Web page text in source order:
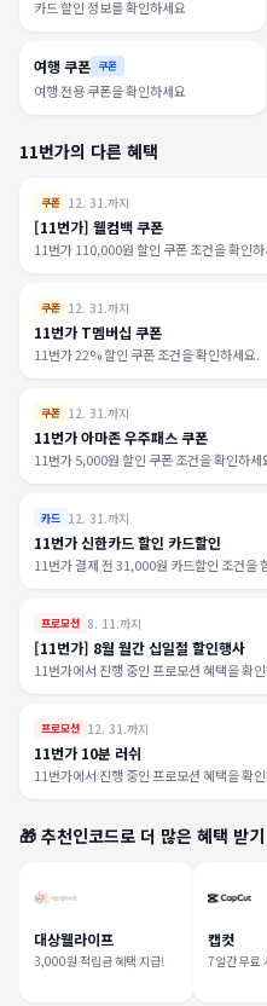
카드 할인 정보를 확인하세요
여행 쿠폰 쿠폰
여행 전용 쿠폰을 확인하세요
11번가의 다른 혜택
쿠폰 12. 31.까지
[11번가] 웰컴백 쿠폰
11번가 110,000원 할인 쿠폰 조건을 확인
쿠폰 12. 31.까지
11번가 T멤버십 쿠폰
11번가 22% 할인 쿠폰 조건을 확인하세요.
쿠폰 12. 31.까지
11번가 아마존 우주패스 쿠폰
11번가 5,000원 할인 쿠폰 조건을 확인하세
카드 12. 31.까지
11번가 신한카드 할인 카드할인
11번가 결제 전 31,000원 카드할인 조건을
프로모션 8. 11.까지
[11번가] 8월 월간 십일절 할인행사
11번가에서 진행 중인 프로모션 혜택을 확
프로모션 12. 31.까지
11번가 10분 러쉬
11번가에서 진행 중인 프로모션 혜택을 확
🎁 추천인코드로 더 많은 혜택 받기
대상웰라이프
3,000원 적립금 혜택 지급!
캡컷
7일간 무료